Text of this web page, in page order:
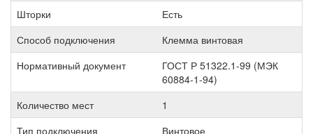
Шторки
Есть
Способ подключения
Клемма винтовая
Нормативный документ
ГОСТ Р 51322.1-99 (МЭК
60884-1-94)
Количество мест
1
Тип подключения
Винтовое